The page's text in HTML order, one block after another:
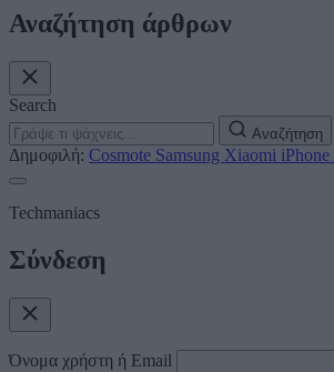
Αναζήτηση άρθρων
Search
Αναζήτηση
Δημοφιλή: Cosmote Samsung Xiaomi iPhone
Techmaniacs
Σύνδεση
Όνομα χρήστη ή Email